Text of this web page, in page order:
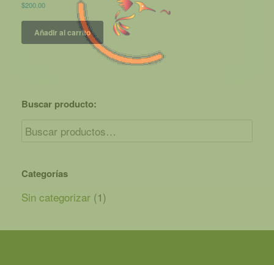
$200.00
Añadir al carrito
Buscar producto:
Categorías
Sin categorizar (1)